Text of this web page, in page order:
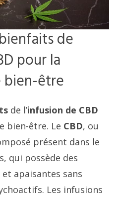
de
pour la
bien-être
de l’infusion de CBD
bien-être. Le CBD, ou
présent dans le
qui possède des
apaisantes sans
Les infusions